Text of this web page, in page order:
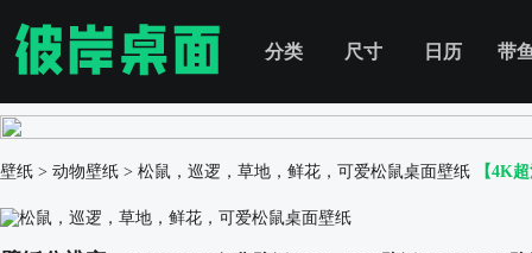
分类 尺寸 日历 带
壁纸 > 动物壁纸 > 松鼠，巡逻，草地，鲜花，可爱松鼠桌面壁纸 【4K